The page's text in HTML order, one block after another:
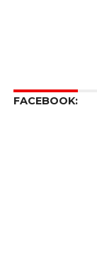
FACEBOOK: